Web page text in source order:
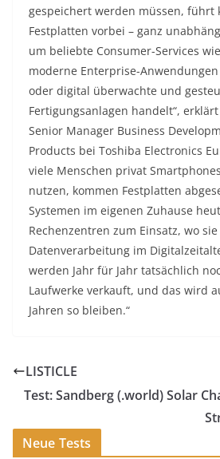
gespeichert werden müssen, führt
Festplatten vorbei – ganz
um beliebte Consumer-Services
moderne Enterprise-Anwendungen
oder digital überwachte und
Fertigungsanlagen handelt“, erklärt
Senior Manager Business
Products bei Toshiba Electronics
viele Menschen privat
nutzen, kommen Festplatten
Systemen im eigenen Zuhause
Rechenzentren zum Einsatz, wo
Datenverarbeitung im
werden Jahr für Jahr tatsächlich
Laufwerke verkauft, und das wird
Jahren so bleiben.“
LISTICLE
Test: Sandberg (.world) Solar
Neue Tests